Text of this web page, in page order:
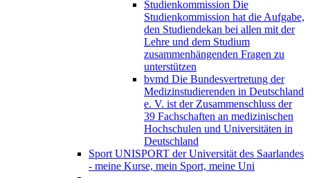
Studienkommission Die
Studienkommission hat die Aufgabe,
den Studiendekan bei allen mit der
Lehre und dem Studium
zusammenhängenden Fragen zu
unterstützen
bvmd Die Bundesvertretung der
Medizinstudierenden in Deutschland
e. V. ist der Zusammenschluss der
39 Fachschaften an medizinischen
Hochschulen und Universitäten in
Deutschland
Sport UNISPORT der Universität des Saarlandes
- meine Kurse, mein Sport, meine Uni